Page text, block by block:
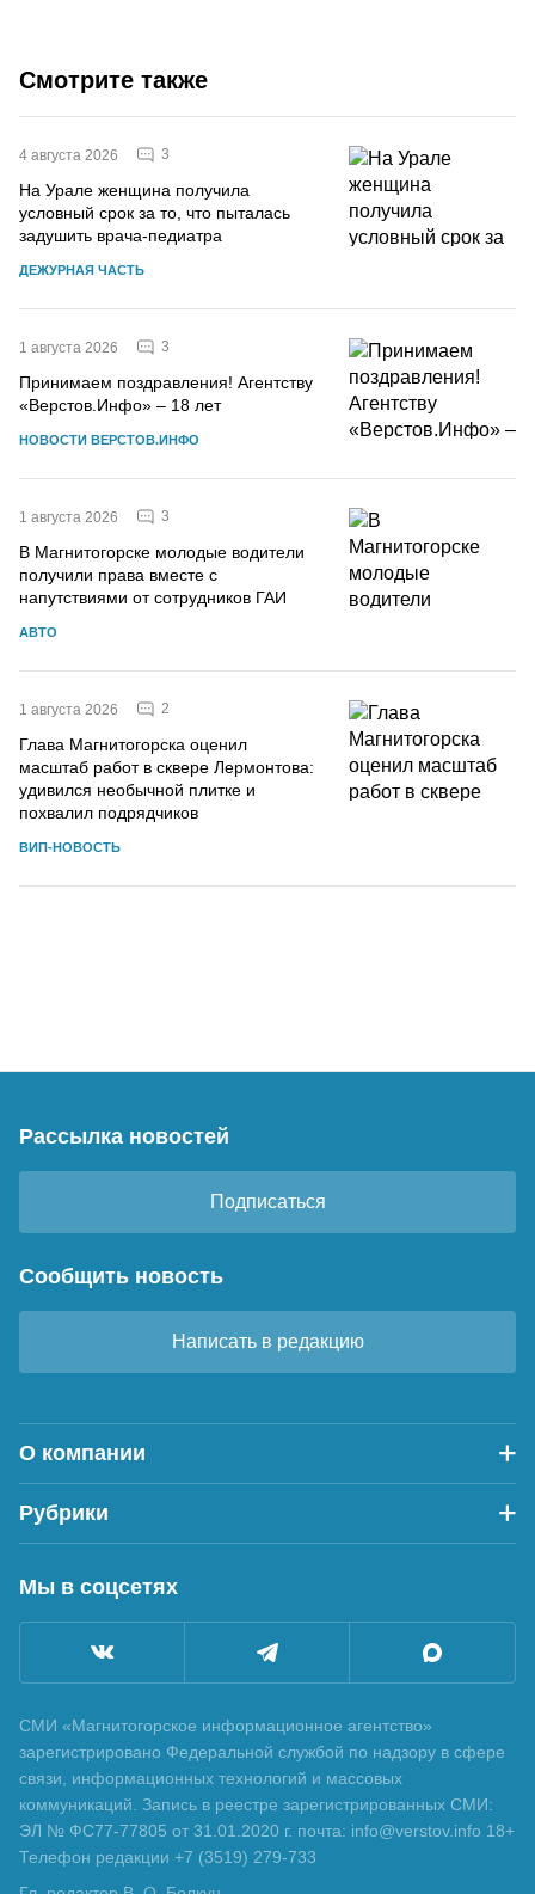
Смотрите также
4 августа 2026 3
На Урале женщина получила
условный срок за то, что пыталась
задушить врача-педиатра
ДЕЖУРНАЯ ЧАСТЬ
1 августа 2026 3
Принимаем поздравления! Агентству
«Верстов.Инфо» – 18 лет
НОВОСТИ ВЕРСТОВ.ИНФО
1 августа 2026 3
В Магнитогорске молодые водители
получили права вместе с
напутствиями от сотрудников ГАИ
АВТО
1 августа 2026 2
Глава Магнитогорска оценил
масштаб работ в сквере Лермонтова:
удивился необычной плитке и
похвалил подрядчиков
ВИП-НОВОСТЬ
Рассылка новостей
Подписаться
Сообщить новость
Написать в редакцию
О компании
Рубрики
Мы в соцсетях
СМИ «Магнитогорское информационное агентство»
зарегистрировано Федеральной службой по надзору в сфере
связи, информационных технологий и массовых
коммуникаций. Запись в реестре зарегистрированных СМИ:
ЭЛ № ФС77-77805 от 31.01.2020 г. почта: info@verstov.info 18+
Телефон редакции +7 (3519) 279-733